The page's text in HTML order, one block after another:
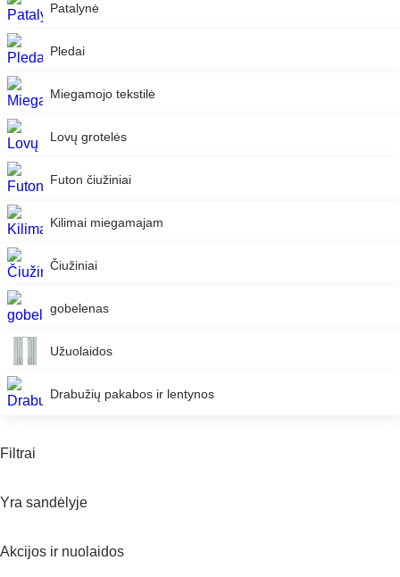
Patalynė
Pledai
Miegamojo tekstilė
Lovų grotelės
Futon čiužiniai
Kilimai miegamajam
Čiužiniai
gobelenas
Užuolaidos
Drabužių pakabos ir lentynos
Filtrai
Yra sandėlyje
Akcijos ir nuolaidos